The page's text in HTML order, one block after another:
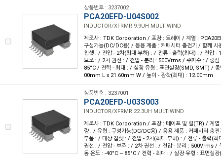
상품번호 : 3237002
PCA20EFD-U04S002
INDUCTOR/XFRMR 9.9UH MULTIWIND
제조사 : TDK Corporation / 포장 : 트레이 / 계열 :
구성가능(DC/DC용) / 응용 제품 : 커패시터 충전기 / 함께
칩셋 : / 전압 - 2차(최대 부하) : / 전류 - 출력(최대) : / 전압 -
보조 : / 2차 권선 : / 전압 - 분리 : 500Vrms / 주파수 : / 중심
85°C / 전력 - 최대 : / 실장 유형 : 표면실장(SMD, SMT) /
00mm L x 21.60mm W / 높이 - 장착(최대) : 12.00mm
상품번호 : 3237001
PCA20EFD-U03S003
INDUCTOR/XFRMR 22.3UH MULTIWIND
제조사 : TDK Corporation / 포장 : 테이프 및 릴(TR) / 계열
량 : / 유형 : 구성가능(DC/DC용) / 응용 제품 : 커패시터 충
부품 : / 대상 칩셋 : / 전압 - 2차(최대 부하) : / 전류 - 출력(
권선 : / 전압 - 보조 : / 2차 권선 : / 전압 - 분리 : 500Vrms /
동 온도 : -40°C ~ 85°C / 전력 - 최대 : / 실장 유형 : 표면실